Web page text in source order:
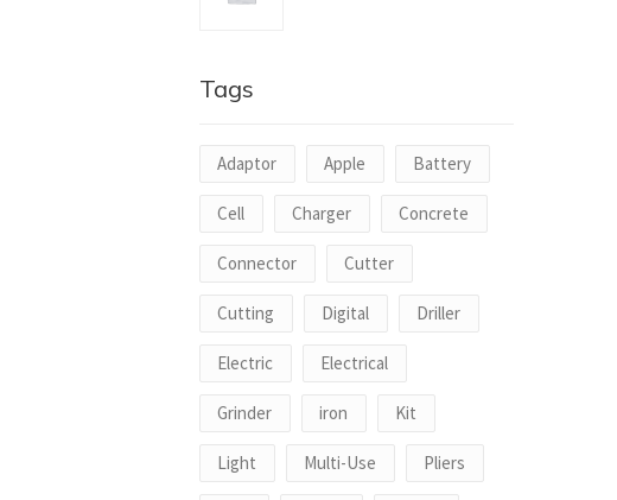
Tags
Adaptor Apple Battery
Cell Charger Concrete
Connector Cutter
Cutting Digital Driller
Electric Electrical
Grinder iron Kit
Light Multi-Use Pliers